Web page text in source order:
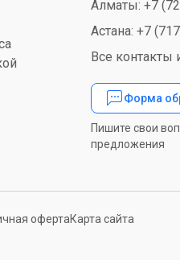
Алматы: +7
Астана: +7
Все контакты
Форма
Пишите свои
предложения
офертаКарта сайта